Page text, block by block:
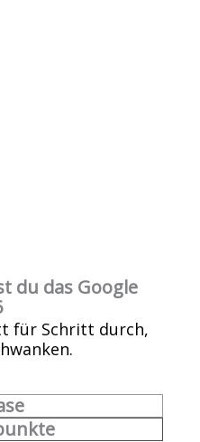
du das Google
für Schritt durch,